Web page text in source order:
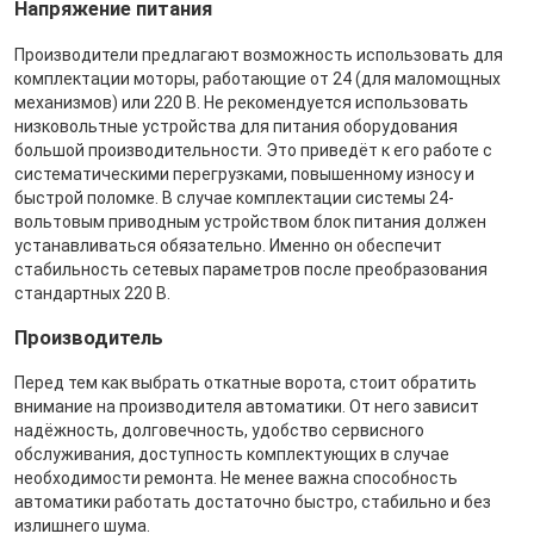
Напряжение питания
Производители предлагают возможность использовать для
комплектации моторы, работающие от 24 (для маломощных
механизмов) или 220 В. Не рекомендуется использовать
низковольтные устройства для питания оборудования
большой производительности. Это приведёт к его работе с
систематическими перегрузками, повышенному износу и
быстрой поломке. В случае комплектации системы 24-
вольтовым приводным устройством блок питания должен
устанавливаться обязательно. Именно он обеспечит
стабильность сетевых параметров после преобразования
стандартных 220 В.
Производитель
Перед тем как выбрать откатные ворота, стоит обратить
внимание на производителя автоматики. От него зависит
надёжность, долговечность, удобство сервисного
обслуживания, доступность комплектующих в случае
необходимости ремонта. Не менее важна способность
автоматики работать достаточно быстро, стабильно и без
излишнего шума.